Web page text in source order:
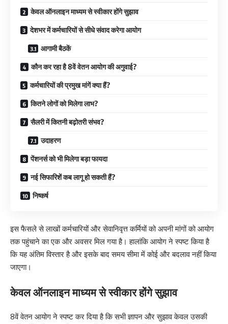
केवल ऑनलाइन माध्यम से स्वीकार होंगे सुझाव
देशभर में कर्मचारियों से सीधे संवाद करेगा आयोग
आगामी बैठकें
कौन कर रहा है 8वें वेतन आयोग की अगुवाई?
कर्मचारियों की प्रमुख मांगें क्या हैं?
कितने लोगों को मिलेगा लाभ?
सैलरी में कितनी बढ़ोतरी संभव?
उदाहरण
पेंशनर्स को भी मिलेगा बड़ा फायदा
नई सिफारिशें कब लागू हो सकती हैं?
निष्कर्ष
इस फैसले से लाखों कर्मचारियों और सेवानिवृत्त कर्मियों को अपनी मांगों को आयोग
तक पहुंचाने का एक और अवसर मिल गया है। हालांकि आयोग ने स्पष्ट किया है
कि यह अंतिम विस्तार है और इसके बाद समय सीमा में कोई और बदलाव नहीं किया
जाएगा।
केवल ऑनलाइन माध्यम से स्वीकार होंगे सुझाव
8वें वेतन आयोग ने स्पष्ट कर दिया है कि सभी ज्ञापन और सुझाव केवल उसकी